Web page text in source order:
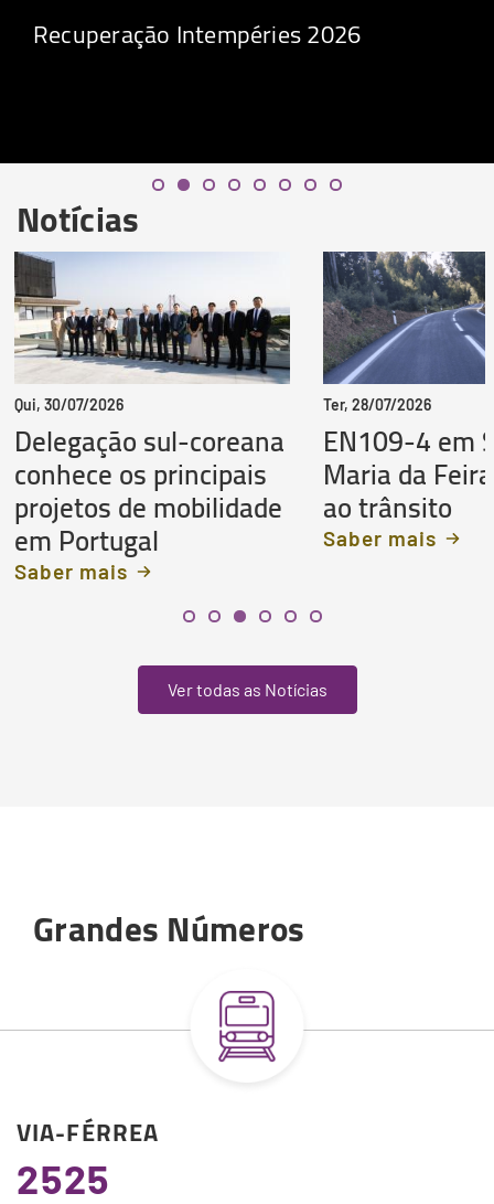
Recuperação Intempéries 2026
Notícias
Qui, 30/07/2026
Delegação sul-coreana
conhece os principais
projetos de mobilidade
em Portugal
Saber mais
Ter, 28/07/2026
EN109-4 em
Maria da
ao trânsito
Saber mais
Ver todas as Notícias
Grandes Números
VIA-FÉRREA
2525